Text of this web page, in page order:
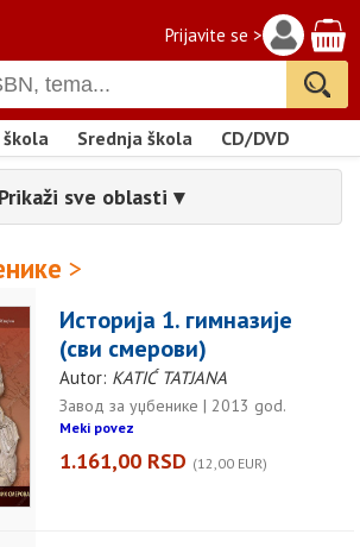
Prijavite se >
škola Srednja škola CD/DVD
Prikaži sve oblasti ▾
>
Историја 1. гимназије
(сви смерови)
Autor: KATIĆ TATJANA
Завод за уџбенике | 2013 god.
Meki povez
1.161,00 RSD (12,00 EUR)